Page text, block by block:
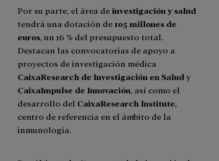
Por su parte, el área deinvestigación y salud
tendrá una dotación de105 millones de
euros, un 16 % del presupuesto total.
Destacan las convocatorias de apoyo a
proyectos de investigación médica
CaixaResearch de Investigación en Salud y
CaixaImpulse de Innovación, así como el
desarrollo del CaixaResearch Institute,
centro de referencia en el ámbito de la
inmunología.